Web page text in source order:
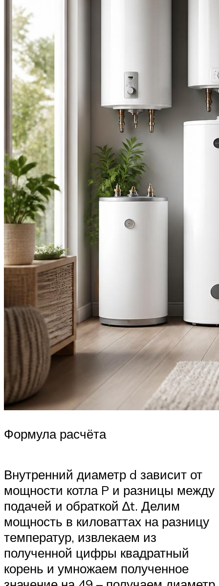
Формула расчёта
Внутренний диаметр d зависит от
мощности котла P и разницы между
подачей и обраткой ∆t. Делим
мощность в киловаттах на разницу
температур, извлекаем из
полученной цифры квадратный
корень и умножаем полученное